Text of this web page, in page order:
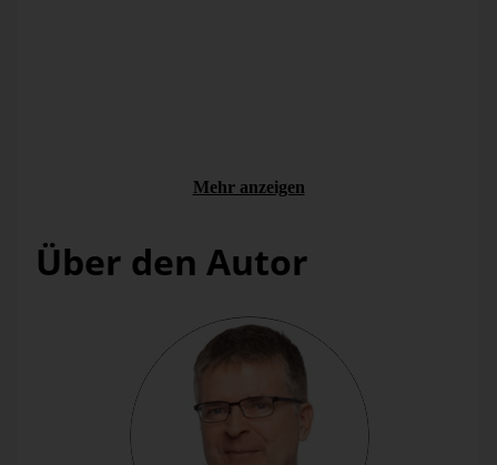
Mehr anzeigen
Über den Autor